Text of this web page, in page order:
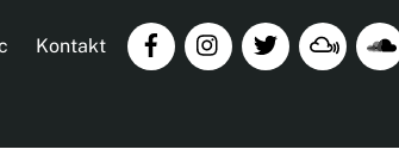
Kontakt